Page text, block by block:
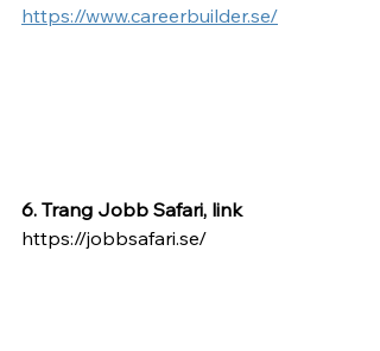
https://www.careerbuilder.se/
6. Trang Jobb Safari, link
https://jobbsafari.se/